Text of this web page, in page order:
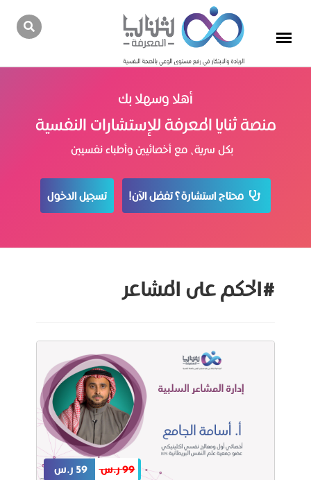
أهلا وسهلا بك
منصة ثنايا المعرفة للإستشارات النفسية
بكل سرية، مع أخصائيين وأطباء نفسيين
محتاج استشارة؟ تفضل الآن! تسجيل الدخول
#الحكم على المشاعر
99 ر.س 59 ر.س